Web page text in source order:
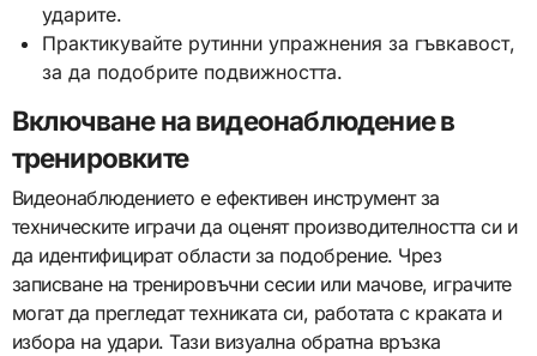
ударите.
Практикувайте рутинни упражнения за гъвкавост,
за да подобрите подвижността.
Включване на видеонаблюдение в
тренировките
Видеонаблюдението е ефективен инструмент за
техническите играчи да оценят производителността си и
да идентифицират области за подобрение. Чрез
записване на тренировъчни сесии или мачове, играчите
могат да прегледат техниката си, работата с краката и
избора на удари. Тази визуална обратна връзка